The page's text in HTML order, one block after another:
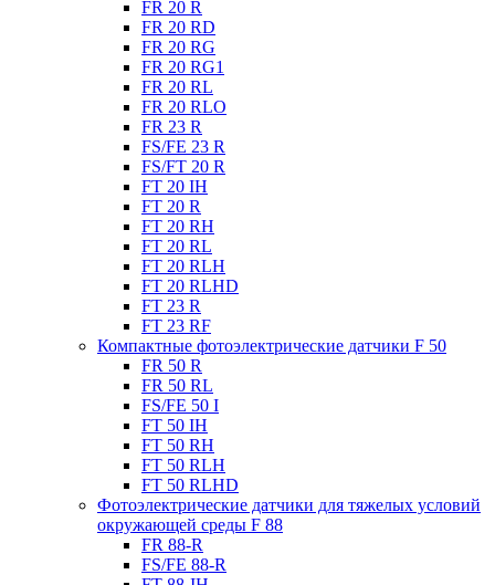
FR 20 R
FR 20 RD
FR 20 RG
FR 20 RG1
FR 20 RL
FR 20 RLO
FR 23 R
FS/FE 23 R
FS/FT 20 R
FT 20 IH
FT 20 R
FT 20 RH
FT 20 RL
FT 20 RLH
FT 20 RLHD
FT 23 R
FT 23 RF
Компактные фотоэлектрические датчики F 50
FR 50 R
FR 50 RL
FS/FE 50 I
FT 50 IH
FT 50 RH
FT 50 RLH
FT 50 RLHD
Фотоэлектрические датчики для тяжелых условий
окружающей среды F 88
FR 88-R
FS/FE 88-R